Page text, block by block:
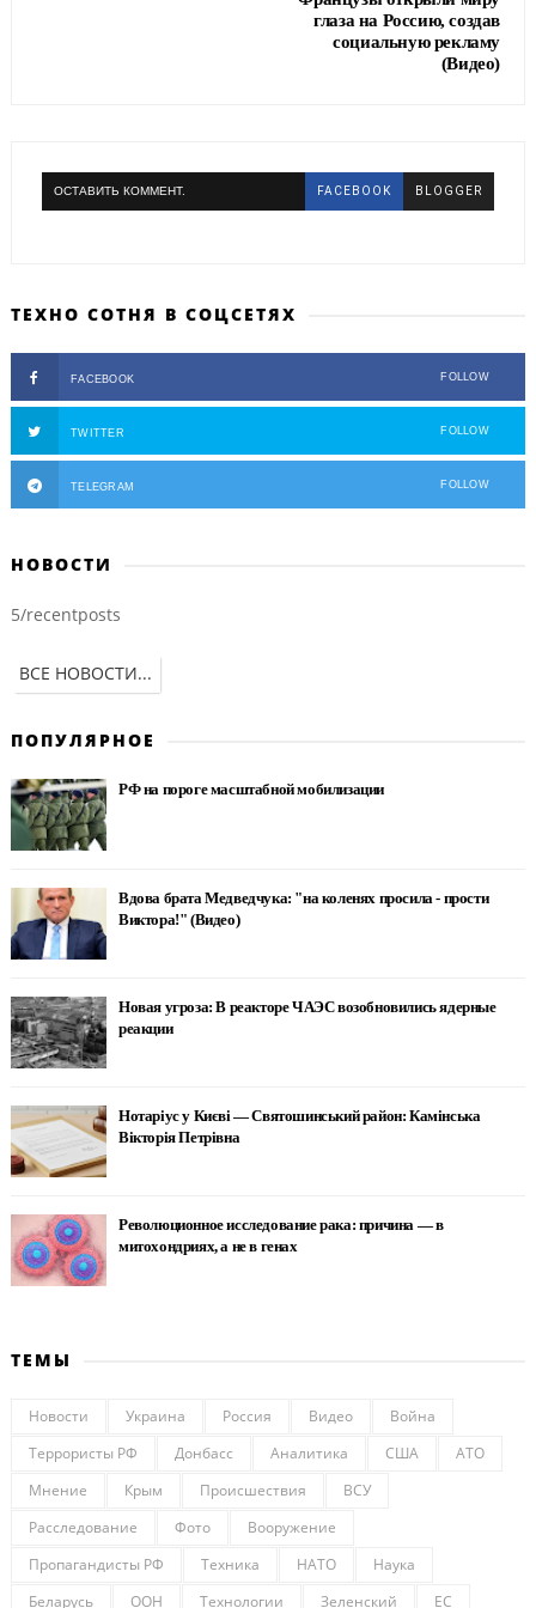
глаза на Россию, создав
социальную рекламу
(Видео)
ОСТАВИТЬ КОММЕНТ. FACEBOOK BLOGGER
ТЕХНО СОТНЯ В СОЦСЕТЯХ
FACEBOOK FOLLOW
TWITTER FOLLOW
TELEGRAM FOLLOW
НОВОСТИ
5/recentposts
ВСЕ НОВОСТИ...
ПОПУЛЯРНОЕ
РФ на пороге масштабной мобилизации
Вдова брата Медведчука: "на коленях просила - прости
Виктора!" (Видео)
Новая угроза: В реакторе ЧАЭС возобновились ядерные
реакции
Нотаріус у Києві — Святошинський район: Камінська
Вікторія Петрівна
Революционное исследование рака: причина — в
митохондриях, а не в генах
ТЕМЫ
Новости Украина Россия Видео
Война
Террористы РФ
Донбасс Аналитика США
АТО
Мнение
Крым Происшествия
ВСУ
Расследование
Фото
Вооружение
Пропагандисты РФ
Техника НАТО
Наука
Беларусь
ООН Технологии Зеленский ЕС